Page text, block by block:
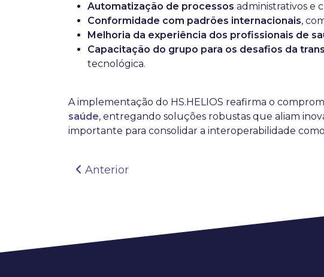
Automatização de processos administrativos e
Conformidade com padrões internacionais,
Melhoria da experiência dos profissionais de
Capacitação do grupo para os desafios da
tecnológica.
A implementação do HS.HELIOS reafirma o
saúde, entregando soluções robustas que aliam
importante para consolidar a interoperabilidade
Navegação de artigos
Anterior